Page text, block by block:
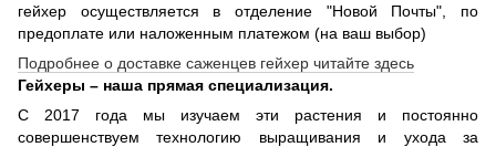
гейхер осуществляется в отделение "Новой Почты", по
предоплате или наложенным платежом (на ваш выбор)
Подробнее о доставке саженцев гейхер читайте здесь
Гейхеры – наша прямая специализация.
С 2017 года мы изучаем эти растения и постоянно
совершенствуем технологию выращивания и ухода за